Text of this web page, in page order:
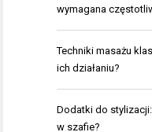
wymagana
Techniki masażu
ich działaniu?
Dodatki do
w szafie?